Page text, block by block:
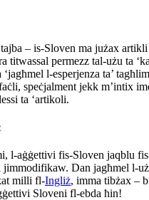
– is-Sloven ma jużax artikli
titwassal permezz tal-użu ta
l-esperjenza ta’ tagħlim
speċjalment jekk m’intix
ta ‘artikoli.
l-aġġettivi fis-Sloven jaqblu
jimmodifikaw. Dan jagħmel l-
milli fl-Ingliż, imma tibżax –
Sloveni fl-ebda ħin!